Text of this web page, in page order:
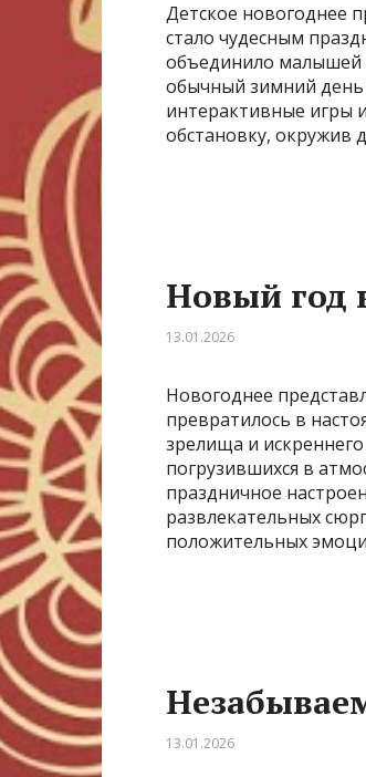
Детское новогоднее
стало чудесным
объединило малышей
обычный зимний
интерактивные игры
обстановку, окружив
Новый год
13.01.2026
Новогоднее
превратилось в
зрелища и
погрузившихся в
праздничное
развлекательных
положительных
13.01.2026